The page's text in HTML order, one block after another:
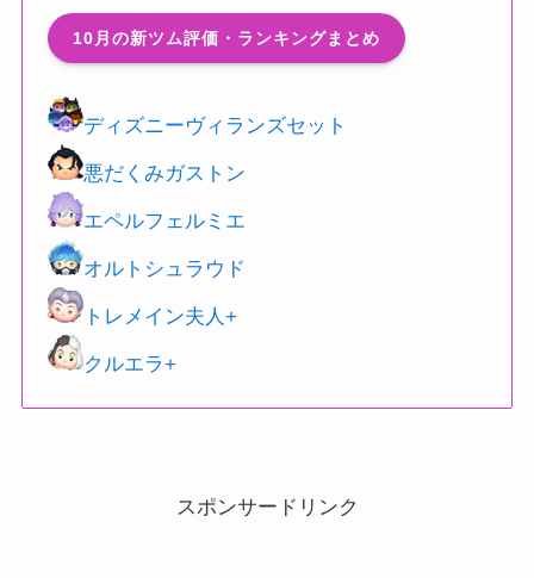
10月の新ツム評価・ランキングまとめ
ディズニーヴィランズセット
悪だくみガストン
エペルフェルミエ
オルトシュラウド
トレメイン夫人+
クルエラ+
スポンサードリンク